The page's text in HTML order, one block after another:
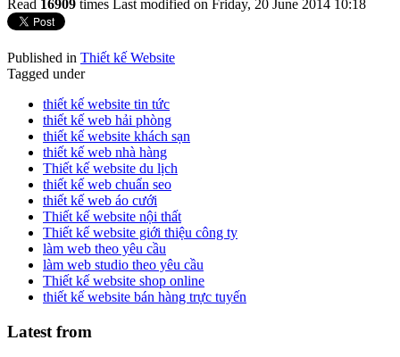
Read 16909 times Last modified on Friday, 20 June 2014 10:18
Published in Thiết kế Website
Tagged under
thiết kế website tin tức
thiết kế web hải phòng
thiết kế website khách sạn
thiết kế web nhà hàng
Thiết kế website du lịch
thiết kế web chuẩn seo
thiết kế web áo cưới
Thiết kế website nội thất
Thiết kế website giới thiệu công ty
làm web theo yêu cầu
làm web studio theo yêu cầu
Thiết kế website shop online
thiết kế website bán hàng trực tuyến
Latest from